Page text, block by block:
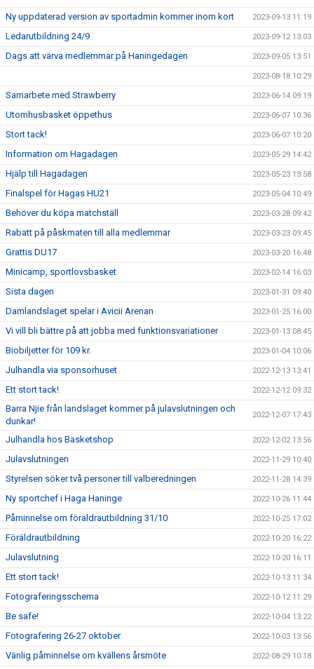
Ny uppdaterad version av sportadmin kommer inom kort 2023-09-13 11:19
Ledarutbildning 24/9 2023-09-12 13:03
Dags att värva medlemmar på Haningedagen 2023-09-05 13:51
2023-08-18 10:29
Samarbete med Strawberry 2023-06-14 09:19
Utomhusbasket öppethus 2023-06-07 10:36
Stort tack! 2023-06-07 10:20
Information om Hagadagen 2023-05-29 14:42
Hjälp till Hagadagen 2023-05-23 13:58
Finalspel för Hagas HU21 2023-05-04 10:49
Behöver du köpa matchställ 2023-03-28 09:42
Rabatt på påskmaten till alla medlemmar 2023-03-23 09:45
Grattis DU17 2023-03-20 16:48
Minicamp, sportlovsbasket 2023-02-14 16:03
Sista dagen 2023-01-31 09:40
Damlandslaget spelar i Avicii Arenan 2023-01-25 16:00
Vi vill bli bättre på att jobba med funktionsvariationer 2023-01-13 08:45
Biobiljetter för 109 kr. 2023-01-04 10:06
Julhandla via sponsorhuset 2022-12-13 13:41
Ett stort tack! 2022-12-12 09:32
Barra Njie från landslaget kommer på julavslutningen och
dunkar!
2022-12-07 17:43
Julhandla hos Basketshop 2022-12-02 13:56
Julavslutningen 2022-11-29 10:40
Styrelsen söker två personer till valberedningen 2022-11-28 14:39
Ny sportchef i Haga Haninge 2022-10-26 11:44
Påminnelse om föräldrautbildning 31/10 2022-10-25 17:02
Föräldrautbildning 2022-10-20 16:22
Julavslutning 2022-10-20 16:11
Ett stort tack! 2022-10-13 11:34
Fotograferingsschema 2022-10-12 11:29
Be safe! 2022-10-04 13:22
Fotografering 26-27 oktober 2022-10-03 13:56
Vänlig påminnelse om kvällens årsmöte 2022-08-29 10:18